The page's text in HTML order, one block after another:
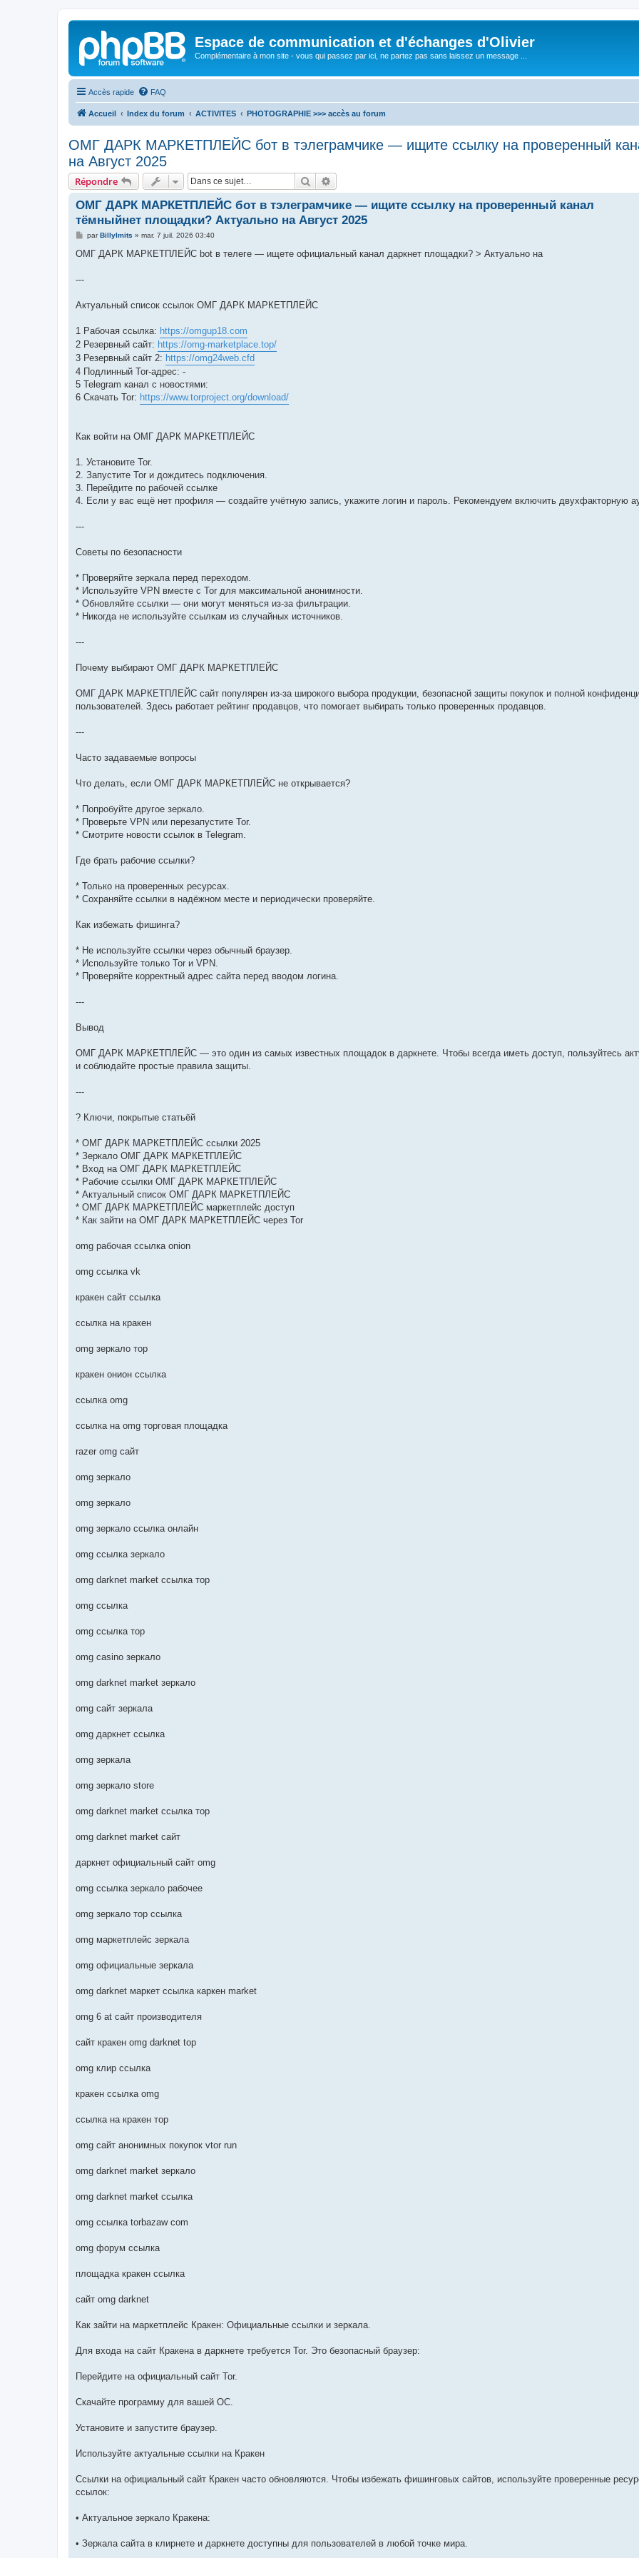
Espace de communication et d'échanges d'Olivier
Complémentaire à mon site - vous qui passez par ici, ne partez pas sans laissez un message ...
Accès rapide FAQ
Accueil Index du forum ACTIVITES PHOTOGRAPHIE >>> accès au forum
ОМГ ДАРК МАРКЕТПЛЕЙС бот в тэлеграмчике — ищите ссылку на проверенный
на Август 2025
Répondre Rechercher
ОМГ ДАРК МАРКЕТПЛЕЙС бот в тэлеграмчике — ищите ссылку на проверенный канал
тёмныйнет площадки? Актуально на Август 2025
M
s
parBillyImits » mar. 7 juil. 2026 03:40
ОМГ ДАРК МАРКЕТПЛЕЙС bot в телеге — ищете официальный канал даркнет площадки? > Актуально на
---
Актуальный список ссылок ОМГ ДАРК МАРКЕТПЛЕЙС
1 Рабочая ссылка: https://omgup18.com
2 Резервный сайт: https://omg-marketplace.top/
3 Резервный сайт 2: https://omg24web.cfd
4 Подлинный Tor-адрес: -
5 Telegram канал с новостями:
6 Скачать Tor: https://www.torproject.org/download/
Как войти на ОМГ ДАРК МАРКЕТПЛЕЙС
1. Установите Tor.
2. Запустите Tor и дождитесь подключения.
3. Перейдите по рабочей ссылке
4. Если у вас ещё нет профиля — создайте учётную запись, укажите логин и пароль. Рекомендуем включить двухфакторную
---
Советы по безопасности
* Проверяйте зеркала перед переходом.
* Используйте VPN вместе с Tor для максимальной анонимности.
* Обновляйте ссылки — они могут меняться из-за фильтрации.
* Никогда не используйте ссылкам из случайных источников.
---
Почему выбирают ОМГ ДАРК МАРКЕТПЛЕЙС
ОМГ ДАРК МАРКЕТПЛЕЙС сайт популярен из-за широкого выбора продукции, безопасной защиты покупок и полной
пользователей. Здесь работает рейтинг продавцов, что помогает выбирать только проверенных продавцов.
---
Часто задаваемые вопросы
Что делать, если ОМГ ДАРК МАРКЕТПЛЕЙС не открывается?
* Попробуйте другое зеркало.
* Проверьте VPN или перезапустите Tor.
* Смотрите новости ссылок в Telegram.
Где брать рабочие ссылки?
* Только на проверенных ресурсах.
* Сохраняйте ссылки в надёжном месте и периодически проверяйте.
Как избежать фишинга?
* Не используйте ссылки через обычный браузер.
* Используйте только Tor и VPN.
* Проверяйте корректный адрес сайта перед вводом логина.
---
Вывод
ОМГ ДАРК МАРКЕТПЛЕЙС — это один из самых известных площадок в даркнете. Чтобы всегда иметь доступ, пользуйтесь
и соблюдайте простые правила защиты.
---
? Ключи, покрытые статьёй
* ОМГ ДАРК МАРКЕТПЛЕЙС ссылки 2025
* Зеркало ОМГ ДАРК МАРКЕТПЛЕЙС
* Вход на ОМГ ДАРК МАРКЕТПЛЕЙС
* Рабочие ссылки ОМГ ДАРК МАРКЕТПЛЕЙС
* Актуальный список ОМГ ДАРК МАРКЕТПЛЕЙС
* ОМГ ДАРК МАРКЕТПЛЕЙС маркетплейс доступ
* Как зайти на ОМГ ДАРК МАРКЕТПЛЕЙС через Tor
omg рабочая ссылка onion
omg ссылка vk
кракен сайт ссылка
ссылка на кракен
omg зеркало тор
кракен онион ссылка
ссылка omg
ссылка на omg торговая площадка
razer omg сайт
omg зеркало
omg зеркало
omg зеркало ссылка онлайн
omg ссылка зеркало
omg darknet market ссылка тор
omg ссылка
omg ссылка тор
omg casino зеркало
omg darknet market зеркало
omg сайт зеркала
omg даркнет ссылка
omg зеркала
omg зеркало store
omg darknet market ссылка тор
omg darknet market сайт
даркнет официальный сайт omg
omg ссылка зеркало рабочее
omg зеркало тор ссылка
omg маркетплейс зеркала
omg официальные зеркала
omg darknet маркет ссылка каркен market
omg 6 at сайт производителя
сайт кракен omg darknet top
omg клир ссылка
кракен ссылка omg
ссылка на кракен тор
omg сайт анонимных покупок vtor run
omg darknet market зеркало
omg darknet market ссылка
omg ссылка torbazaw com
omg форум ссылка
площадка кракен ссылка
сайт omg darknet
Как зайти на маркетплейс Кракен: Официальные ссылки и зеркала.
Для входа на сайт Кракена в даркнете требуется Tor. Это безопасный браузер:
Перейдите на официальный сайт Tor.
Скачайте программу для вашей ОС.
Установите и запустите браузер.
Используйте актуальные ссылки на Кракен
Ссылки на официальный сайт Кракен часто обновляются. Чтобы избежать фишинговых сайтов, используйте проверенные
ссылок:
• Актуальное зеркало Кракена:
• Зеркала сайта в клирнете и даркнете доступны для пользователей в любой точке мира.